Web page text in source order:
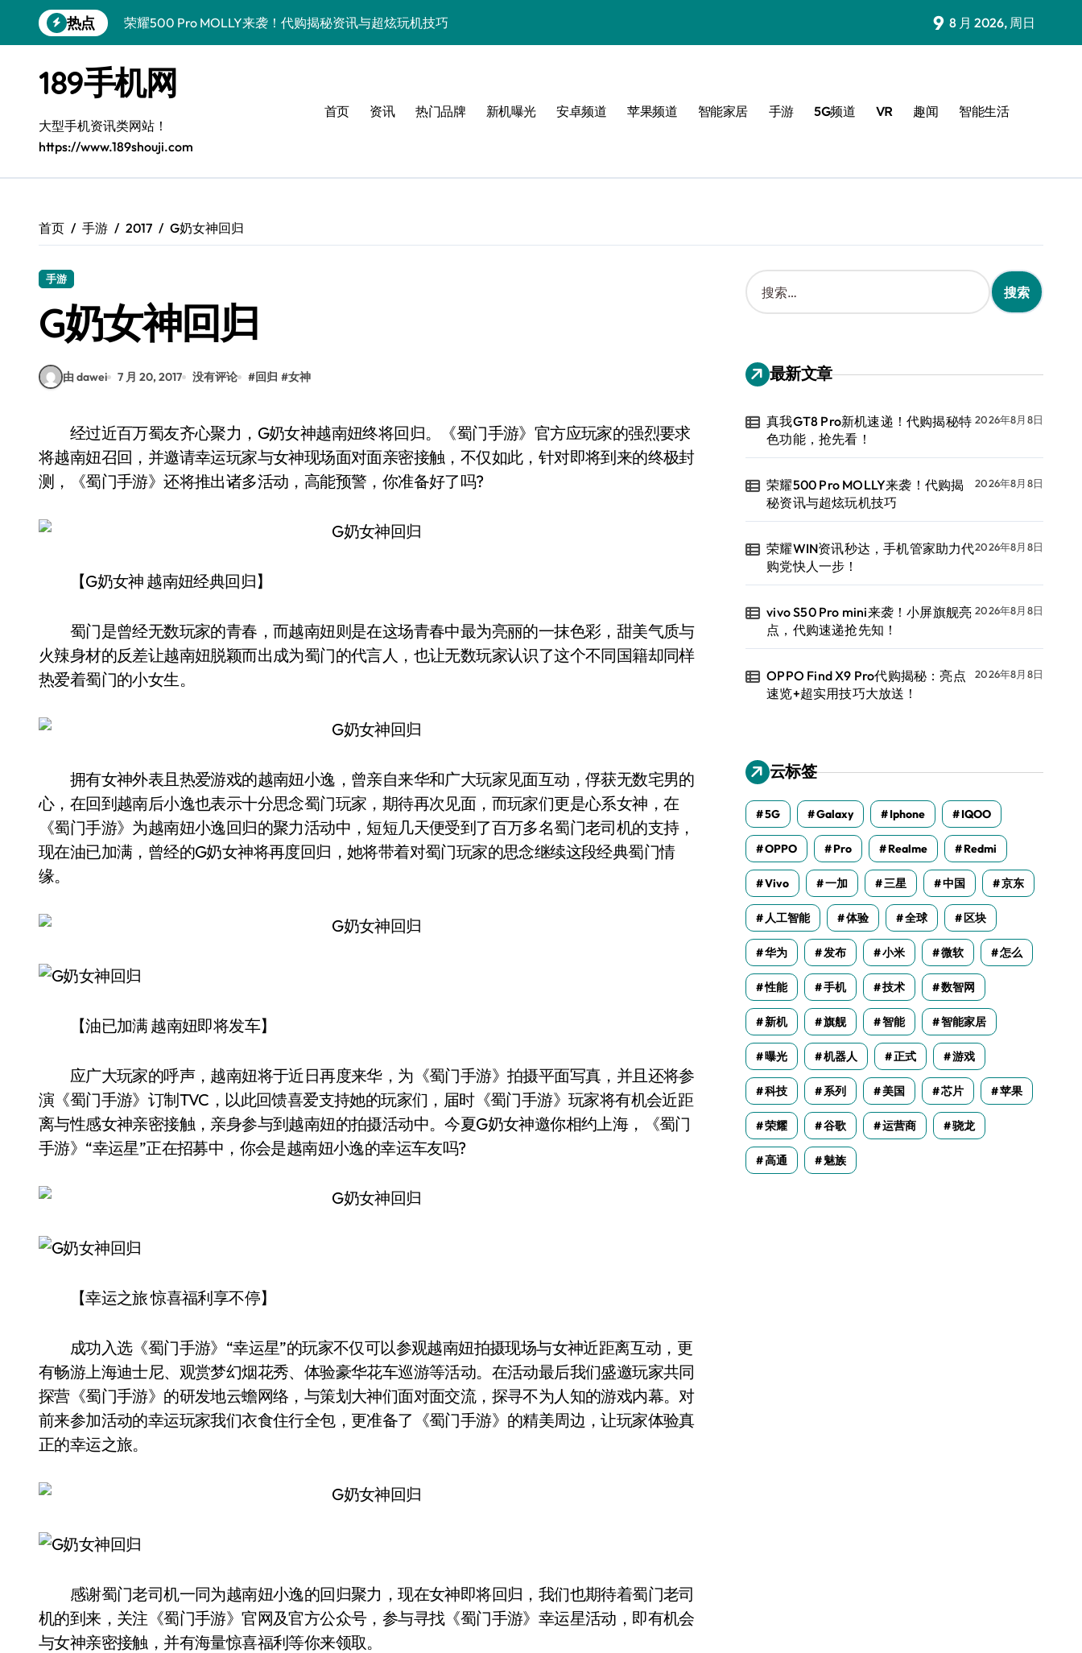
到
热点
荣耀500 Pro MOLLY来袭！代购揭秘资讯与超炫玩机技巧
vivo S50 Pro mini来袭！小屏旗舰亮点，代购速递抢先知！
OPPO Find X9 Pro代购揭秘：亮点速览+超实用技巧大放送！
手机代购揭秘：REDMI K90超全亮点配置，一文速览！
OPPO Find X9抢先看！代购揭秘新机亮点玩法全攻略
三星Galaxy Z Fold7来袭！折叠屏革新，代购抢先揭秘！
真我GT8 Pro新机速递！代购揭秘特色功能，抢先看！
9 8 月 2026, 周日
189手机网
大型手机资讯类网站！
https://www.189shouji.com
首页 资讯 热门品牌 新机曝光 安卓频道 苹果频道 智能家居 手游 5G频道 VR 趣闻 智能生活
首页 手游 2017 G奶女神回归
手游
G奶女神回归
由 dawei 7 月 20, 2017 没有评论 #回归 #女神
经过近百万蜀友齐心聚力，G奶女神越南妞终将回归。《蜀门手游》官方应玩家的强烈要求
将越南妞召回，并邀请幸运玩家与女神现场面对面亲密接触，不仅如此，针对即将到来的终极封
测，《蜀门手游》还将推出诸多活动，高能预警，你准备好了吗?
【G奶女神 越南妞经典回归】
蜀门是曾经无数玩家的青春，而越南妞则是在这场青春中最为亮丽的一抹色彩，甜美气质与
火辣身材的反差让越南妞脱颖而出成为蜀门的代言人，也让无数玩家认识了这个不同国籍却同样
热爱着蜀门的小女生。
拥有女神外表且热爱游戏的越南妞小逸，曾亲自来华和广大玩家见面互动，俘获无数宅男的
心，在回到越南后小逸也表示十分思念蜀门玩家，期待再次见面，而玩家们更是心系女神，在
《蜀门手游》为越南妞小逸回归的聚力活动中，短短几天便受到了百万多名蜀门老司机的支持，
现在油已加满，曾经的G奶女神将再度回归，她将带着对蜀门玩家的思念继续这段经典蜀门情
缘。
【油已加满 越南妞即将发车】
应广大玩家的呼声，越南妞将于近日再度来华，为《蜀门手游》拍摄平面写真，并且还将参
演《蜀门手游》订制TVC，以此回馈喜爱支持她的玩家们，届时《蜀门手游》玩家将有机会近距
离与性感女神亲密接触，亲身参与到越南妞的拍摄活动中。今夏G奶女神邀你相约上海，《蜀门
手游》“幸运星”正在招募中，你会是越南妞小逸的幸运车友吗?
【幸运之旅 惊喜福利享不停】
成功入选《蜀门手游》“幸运星”的玩家不仅可以参观越南妞拍摄现场与女神近距离互动，更
有畅游上海迪士尼、观赏梦幻烟花秀、体验豪华花车巡游等活动。在活动最后我们盛邀玩家共同
探营《蜀门手游》的研发地云蟾网络，与策划大神们面对面交流，探寻不为人知的游戏内幕。对
前来参加活动的幸运玩家我们衣食住行全包，更准备了《蜀门手游》的精美周边，让玩家体验真
正的幸运之旅。
感谢蜀门老司机一同为越南妞小逸的回归聚力，现在女神即将回归，我们也期待着蜀门老司
机的到来，关注《蜀门手游》官网及官方公众号，参与寻找《蜀门手游》幸运星活动，即有机会
与女神亲密接触，并有海量惊喜福利等你来领取。
搜
索
：
最新文章
真我GT8 Pro新机速递！代购揭秘特
色功能，抢先看！
2026年8月8日
荣耀500 Pro MOLLY来袭！代购揭
秘资讯与超炫玩机技巧
2026年8月8日
荣耀WIN资讯秒达，手机管家助力代
购党快人一步！
2026年8月8日
vivo S50 Pro mini来袭！小屏旗舰亮
点，代购速递抢先知！
2026年8月8日
OPPO Find X9 Pro代购揭秘：亮点
速览+超实用技巧大放送！
2026年8月8日
云标签
5G Galaxy Iphone IQOO
OPPO Pro Realme Redmi
Vivo 一加 三星 中国 京东
人工智能 体验 全球 区块
华为 发布 小米 微软 怎么
性能 手机 技术 数智网
新机 旗舰 智能 智能家居
曝光 机器人 正式 游戏
科技 系列 美国 芯片 苹果
荣耀 谷歌 运营商 骁龙
高通 魅族